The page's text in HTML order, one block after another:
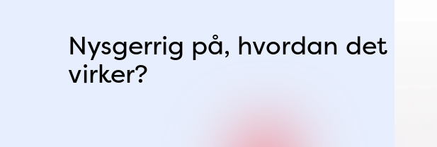
Nysgerrig på, hvordan det
virker?